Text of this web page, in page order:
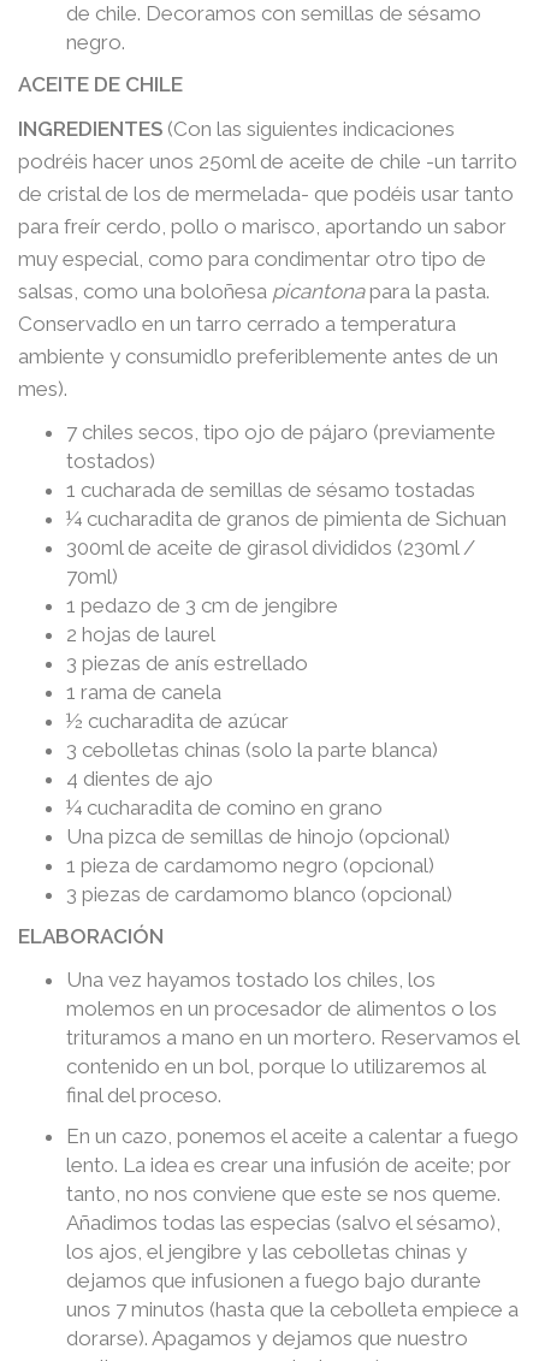
de chile. Decoramos con semillas de sésamo
negro.
ACEITE DE CHILE
INGREDIENTES (Con las siguientes indicaciones
podréis hacer unos 250ml de aceite de chile -un tarrito
de cristal de los de mermelada- que podéis usar tanto
para freír cerdo, pollo o marisco, aportando un sabor
muy especial, como para condimentar otro tipo de
salsas, como una boloñesa picantonapara la pasta.
Conservadlo en un tarro cerrado a temperatura
ambiente y consumidlo preferiblemente antes de un
mes).
7 chiles secos, tipo ojo de pájaro (previamente
tostados)
1 cucharada de semillas de sésamo tostadas
¼ cucharadita de granos de pimienta de Sichuan
300ml de aceite de girasol divididos (230ml /
70ml)
1 pedazo de 3 cm de jengibre
2 hojas de laurel
3 piezas de anís estrellado
1 rama de canela
½ cucharadita de azúcar
3 cebolletas chinas (solo la parte blanca)
4 dientes de ajo
¼ cucharadita de comino en grano
Una pizca de semillas de hinojo (opcional)
1 pieza de cardamomo negro (opcional)
3 piezas de cardamomo blanco (opcional)
ELABORACIÓN
Una vez hayamos tostado los chiles, los
molemos en un procesador de alimentos o los
trituramos a mano en un mortero. Reservamos el
contenido en un bol, porque lo utilizaremos al
final del proceso.
En un cazo, ponemos el aceite a calentar a fuego
lento. La idea es crear una infusión de aceite; por
tanto, no nos conviene que este se nos queme.
Añadimos todas las especias (salvo el sésamo),
los ajos, el jengibre y las cebolletas chinas y
dejamos que infusionen a fuego bajo durante
unos 7 minutos (hasta que la cebolleta empiece a
dorarse). Apagamos y dejamos que nuestro